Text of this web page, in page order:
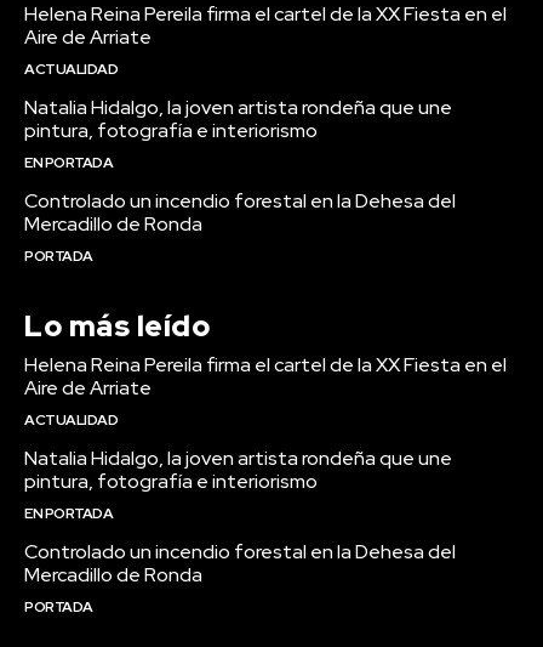
Helena Reina Pereila firma el cartel de la XX Fiesta en el
Aire de Arriate
ACTUALIDAD
Natalia Hidalgo, la joven artista rondeña que une
pintura, fotografía e interiorismo
EN PORTADA
Controlado un incendio forestal en la Dehesa del
Mercadillo de Ronda
PORTADA
Lo más leído
Helena Reina Pereila firma el cartel de la XX Fiesta en el
Aire de Arriate
ACTUALIDAD
Natalia Hidalgo, la joven artista rondeña que une
pintura, fotografía e interiorismo
EN PORTADA
Controlado un incendio forestal en la Dehesa del
Mercadillo de Ronda
PORTADA